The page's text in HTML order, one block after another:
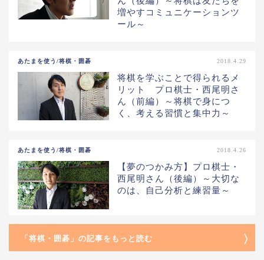
増やすコミュニケーションツ
ール～
あたまを使う/将棋・囲碁 2018.4.29
将棋を学ぶことで得られるメ
リット プロ棋士・西尾明さ
ん（前編）～将棋で身につ
く、考える習慣と集中力～
あたまを使う/将棋・囲碁 2018.4.26
【夢のつかみ方】プロ棋士・
西尾明さん（後編）～大切な
のは、自己分析と練習量～
「将棋・囲碁」の記事をもっと読む